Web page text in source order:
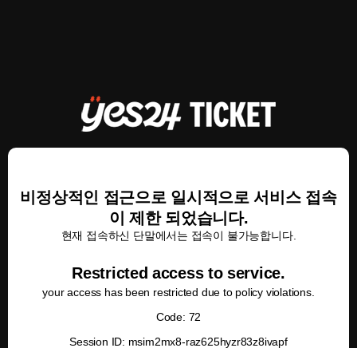
비정상적인 접근으로 일시적으로 서비스 접속
이 제한 되었습니다.
현재 접속하신 단말에서는 접속이 불가능합니다.
Restricted access to service.
your access has been restricted due to policy violations.
Code: 72
Session ID: msim2mx8-raz625hyzr83z8ivapf